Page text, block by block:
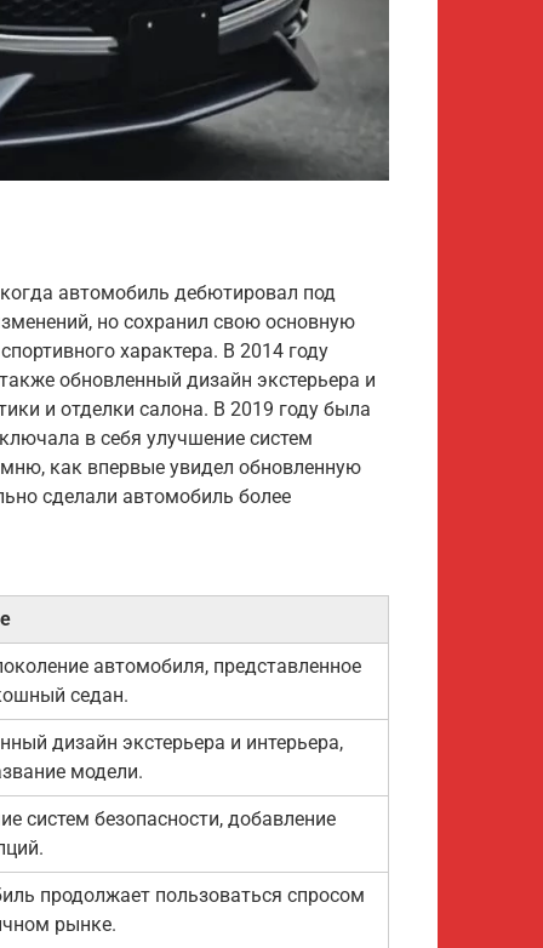
автомобиль дебютировал под
но сохранил свою основную
характера. В 2014 году
обновленный дизайн экстерьера и
и отделки салона. В 2019 году была
в себя улучшение систем
как впервые увидел обновленную
сделали автомобиль более
автомобиля, представленное
седан.
дизайн экстерьера и интерьера,
модели.
систем безопасности, добавление
продолжает пользоваться спросом
рынке.